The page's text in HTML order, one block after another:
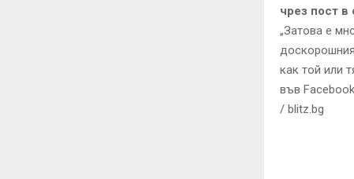
чрез пост
„Затова е
как той или
във
/ blitz.bg